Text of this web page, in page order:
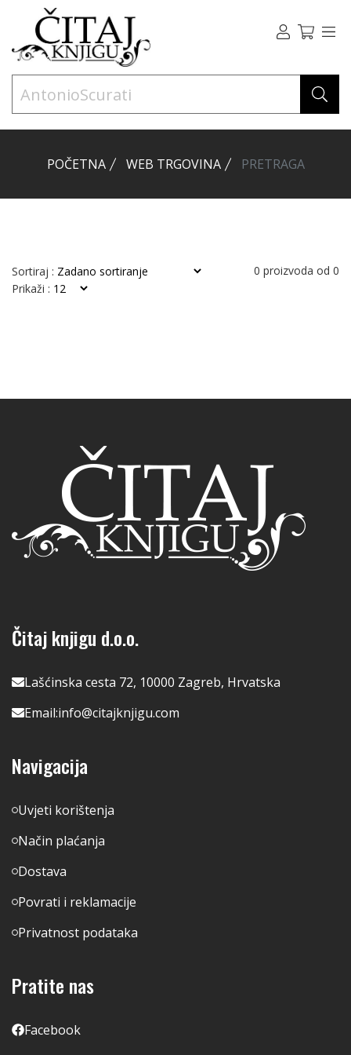
POČETNA WEB TRGOVINA PRETRAGA
Sortiraj : 0 proizvoda od 0
Prikaži :
Čitaj knjigu d.o.o.
Lašćinska cesta 72, 10000 Zagreb, Hrvatska
Email:info@citajknjigu.com
Navigacija
Uvjeti korištenja
Način plaćanja
Dostava
Povrati i reklamacije
Privatnost podataka
Pratite nas
Facebook